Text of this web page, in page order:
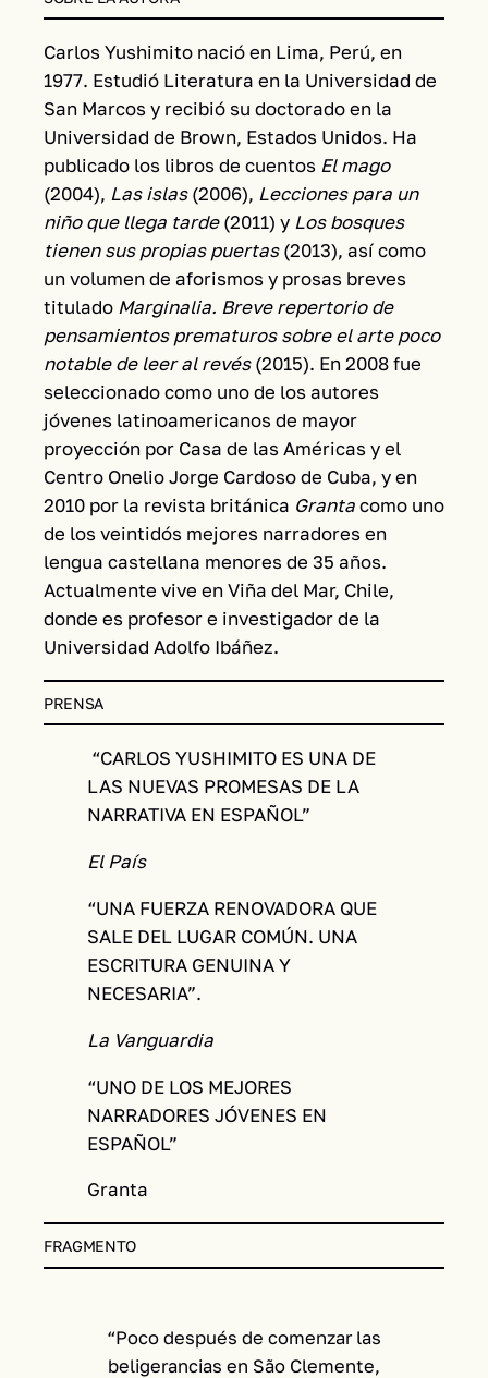
Carlos Yushimito nació en Lima, Perú, en
1977. Estudió Literatura en la Universidad de
San Marcos y recibió su doctorado en la
Universidad de Brown, Estados Unidos. Ha
publicado los libros de cuentos El mago
(2004), Las islas(2006), Lecciones para un
niño que llega tarde(2011) y Los bosques
tienen sus propias puertas(2013), así como
un volumen de aforismos y prosas breves
titulado Marginalia. Breve repertorio de
pensamientos prematuros sobre el arte poco
notable de leer al revés(2015). En 2008 fue
seleccionado como uno de los autores
jóvenes latinoamericanos de mayor
proyección por Casa de las Américas y el
Centro Onelio Jorge Cardoso de Cuba, y en
2010 por la revista británica Grantacomo uno
de los veintidós mejores narradores en
lengua castellana menores de 35 años.
Actualmente vive en Viña del Mar, Chile,
donde es profesor e investigador de la
Universidad Adolfo Ibáñez.
PRENSA
“CARLOS YUSHIMITO ES UNA DE
LAS NUEVAS PROMESAS DE LA
NARRATIVA EN ESPAÑOL”
El País
“UNA FUERZA RENOVADORA QUE
SALE DEL LUGAR COMÚN. UNA
ESCRITURA GENUINA Y
NECESARIA”.
La Vanguardia
“UNO DE LOS MEJORES
NARRADORES JÓVENES EN
ESPAÑOL”
Granta
FRAGMENTO
“Poco después de comenzar las
beligerancias en São Clemente,